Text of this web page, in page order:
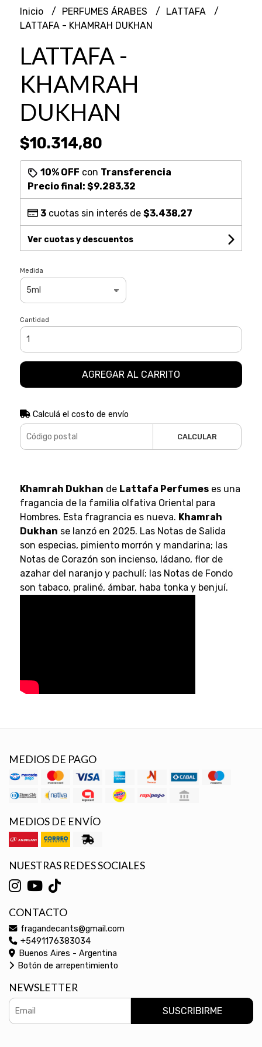
Inicio PERFUMES ÁRABES
LATTAFA
LATTAFA - KHAMRAH DUKHAN
LATTAFA -
KHAMRAH
DUKHAN
$10.314,80
10% OFF con Transferencia
Precio final: $9.283,32
3cuotas sin interés de $3.438,27
Ver cuotas y descuentos
Medida
Cantidad
AGREGAR AL CARRITO
Calculá el costo de envío
CALCULAR
Khamrah Dukhan de Lattafa Perfumeses una
fragancia de la familia olfativa Oriental para
Hombres. Esta fragrancia es nueva. Khamrah
Dukhan se lanzó en 2025. Las Notas de Salida
son especias, pimiento morrón y mandarina; las
Notas de Corazón son incienso, ládano, flor de
azahar del naranjo y pachulí; las Notas de Fondo
son tabaco, praliné, ámbar, haba tonka y benjuí.
MEDIOS DE PAGO
MEDIOS DE ENVÍO
NUESTRAS REDES SOCIALES
CONTACTO
fragandecants@gmail.com
+5491176383034
Buenos Aires - Argentina
Botón de arrepentimiento
NEWSLETTER
SUSCRIBIRME